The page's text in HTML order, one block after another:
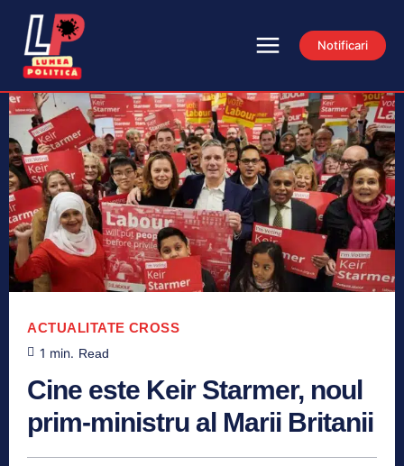
Notificari
ACTUALITATE CROSS
1 min. Read
Cine este Keir Starmer, noul
prim-ministru al Marii Britanii